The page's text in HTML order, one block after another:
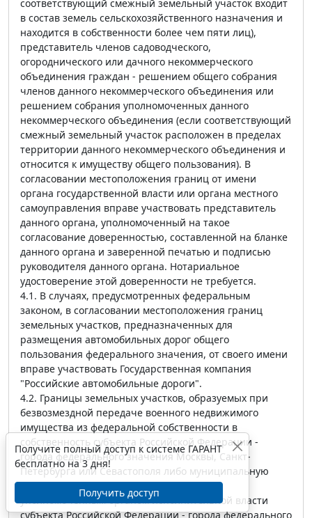
соответствующий смежный земельный участок входит
в состав земель сельскохозяйственного назначения и
находится в собственности более чем пяти лиц),
представитель членов садоводческого,
огороднического или дачного некоммерческого
объединения граждан - решением общего собрания
членов данного некоммерческого объединения или
решением собрания уполномоченных данного
некоммерческого объединения (если соответствующий
смежный земельный участок расположен в пределах
территории данного некоммерческого объединения и
относится к имуществу общего пользования). В
согласовании местоположения границ от имени
органа государственной власти или органа местного
самоуправления вправе участвовать представитель
данного органа, уполномоченный на такое
согласование доверенностью, составленной на бланке
данного органа и заверенной печатью и подписью
руководителя данного органа. Нотариальное
удостоверение этой доверенности не требуется.
4.1. В случаях, предусмотренных федеральным
законом, в согласовании местоположения границ
земельных участков, предназначенных для
размещения автомобильных дорог общего
пользования федерального значения, от своего имени
вправе участвовать Государственная компания
"Российские автомобильные дороги".
4.2. Границы земельных участков, образуемых при
безвозмездной передаче военного недвижимого
имущества из федеральной собственности в
собственность субъекта Российской Федерации -
города федерального значения Москвы, Санкт-
Петербурга или Севастополя либо муниципальную
собственность, подлежат согласованию с
уполномоченным органом исполнительной власти
субъекта Российской Федерации - города федерального
Получите полный доступ к системе ГАРАНТ
бесплатно на 3 дня!
Получить доступ